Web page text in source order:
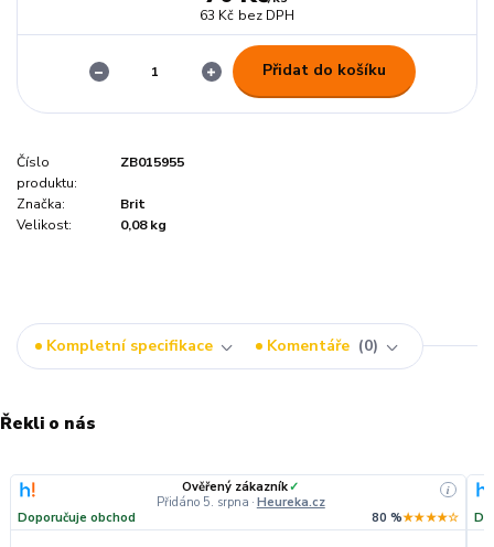
63 Kč bez DPH
Přidat do košíku
Číslo
produktu:
ZB015955
Značka:
Brit
Velikost:
0,08 kg
Kompletní specifikace Komentáře 0
Řekli o nás
Ověřený zákazník✓
Přidáno 5. srpna · Heureka.cz
i
Doporučuje obchod 80 %★★★★☆